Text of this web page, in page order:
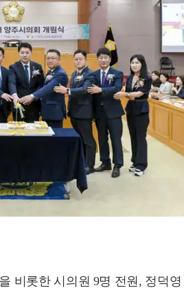
비롯한 시의원 9명 전원, 정덕